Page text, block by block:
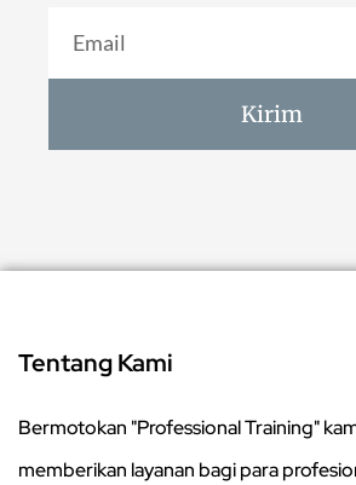
Kirim
Tentang Kami
Bermotokan "Professional Training"
memberikan layanan bagi para